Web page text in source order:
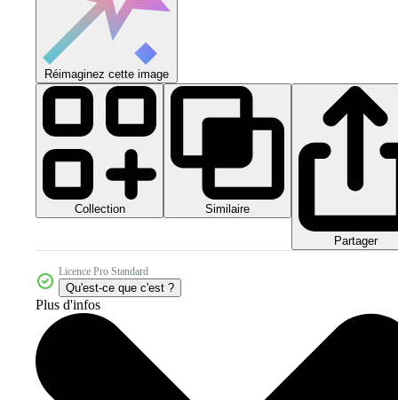
Réimaginez cette image
Collection Similaire
Partager
Licence Pro Standard
Qu'est-ce que c'est ?
Plus d'infos